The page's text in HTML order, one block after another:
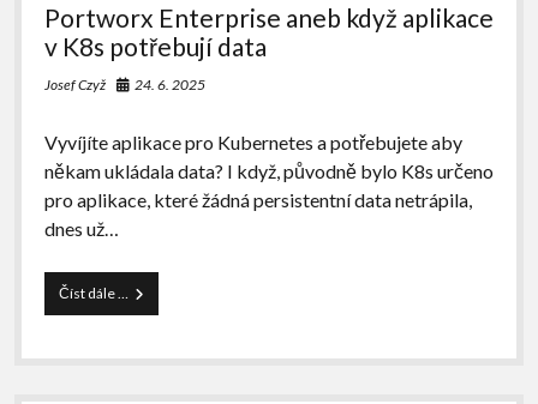
(Purity
6.5.5)
na
Ubuntu
server
+
26.1.3
1.30.10
Portworx Enterprise aneb když aplikace
v K8s potřebují data
Josef Czyž 24. 6. 2025
Vyvíjíte aplikace pro Kubernetes a potřebujete aby
někam ukládala data? I když, původně bylo K8s určeno
pro aplikace, které žádná persistentní data netrápila,
dnes už…
Číst dále … Portworx
Enterprise
když
v